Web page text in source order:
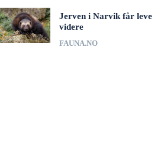
Jerven i Narvik får leve
videre
FAUNA.NO